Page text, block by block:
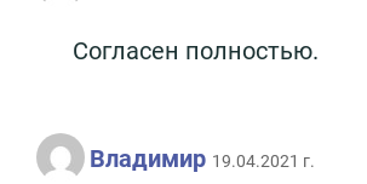
Согласен полностью.
Владимир 19.04.2021 г.